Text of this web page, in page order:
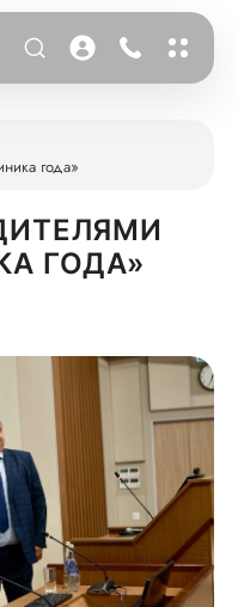
года»
ГОДА»